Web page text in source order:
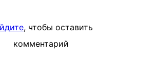
, чтобы оставить
комментарий